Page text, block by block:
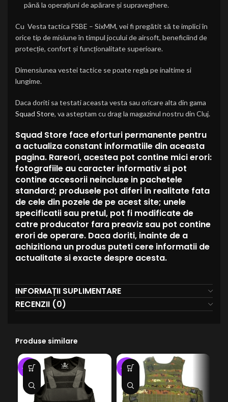
până la operațiuni de apărare și supraveghere.
Cu Vesta tactica FSBE – SixMM, vei fi pregătit să te implici în
orice tip de misiune în timpul jocului de airsoft, beneficiind de
protecție, confort și funcționalitate superioare.
Dimensiunea vestei tactice se poate regla pe inaltime si
lungime.
Daca doriti sa testati aceasta vesta sau oricare alta din gama
Squad Store, va asteptam cu drag la magazinul nostru din Cluj.
Squad Store face eforturi permanente pentru
a actualiza constant informatiile din aceasta
pagina. Rareori, acestea pot contine mici erori:
fotografiile au caracter informativ si pot
contine accesorii neincluse in pachetele
standard; produsele pot diferi in realitate fata
de cele din pozele de pe acest site; unele
specificatii sau pretul, pot fi modificate de
catre producator fara preaviz sau pot contine
erori de operare. Daca doriti, inainte de a
achizitiona un produs puteti cere informatii de
actualitate si exacte despre acesta.
INFORMAȚII SUPLIMENTARE
RECENZII (0)
Produse similare
-20% -43%